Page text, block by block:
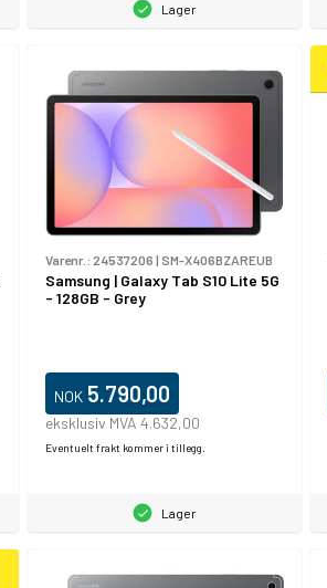
Lager
Varenr.: 24537206 | SM-X406BZAREUB
Samsung | Galaxy Tab S10 Lite 5G
- 128GB - Grey
NOK 5.790,00
eksklusiv MVA 4.632,00
Eventuelt frakt kommer i tillegg.
Lager